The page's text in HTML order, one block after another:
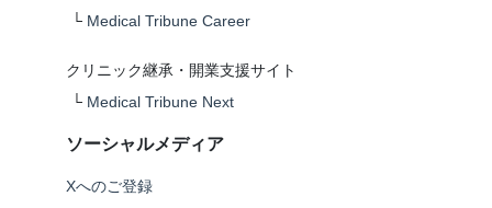
└ Medical Tribune Career
クリニック継承・開業支援サイト
└ Medical Tribune Next
ソーシャルメディア
Xへのご登録